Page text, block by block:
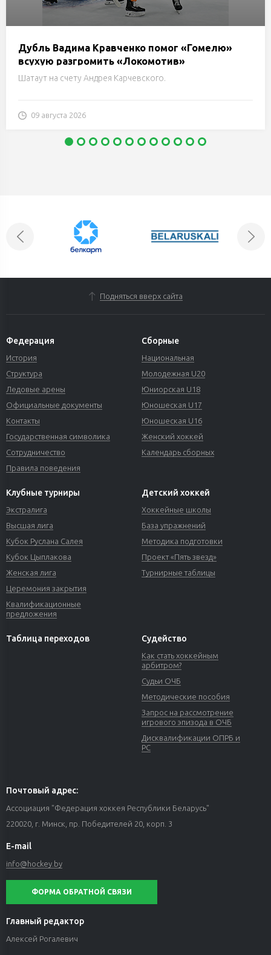
Дубль Вадима Кравченко помог «Гомелю»
всухую разгромить «Локомотив»
Шатаут на счету Андрея Карчевского.
09 августа 2026
Подняться вверх сайта
Федерация
История
Структура
Ледовые арены
Официальные документы
Контакты
Государственная символика
Сотрудничество
Правила поведения
Сборные
Национальная
Молодежная U20
Юниорская U18
Юношеская U17
Юношеская U16
Женский хоккей
Календарь сборных
Клубные турниры
Экстралига
Высшая лига
Кубок Руслана Салея
Кубок Цыплакова
Женская лига
Церемония закрытия
Квалификационные
предложения
Детский хоккей
Хоккейные школы
База упражнений
Методика подготовки
Проект «Пять звезд»
Турнирные таблицы
Таблица переходов Судейство
Как стать хоккейным
арбитром?
Судьи ОЧБ
Методические пособия
Запрос на рассмотрение
игрового эпизода в ОЧБ
Дисквалификации ОПРБ и
РС
Почтовый адрес:
Ассоциация "Федерация хоккея Республики Беларусь"
220020, г. Минск, пр. Победителей 20, корп. 3
E-mail
info@hockey.by
ФОРМА ОБРАТНОЙ СВЯЗИ
Главный редактор
Алексей Рогалевич